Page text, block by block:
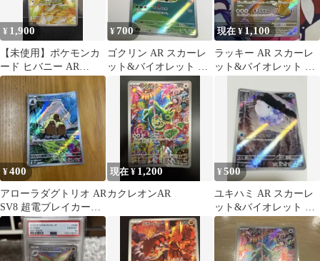
¥ 1,900
【未使用】ポケモンカ
ード ヒバニー AR
745/742 スタートデッキ
¥700
ゴクリン AR スカーレ
ット&バイオレット 拡
張パック ステラミラク
ル キラ …
現在 ¥1,100
ラッキー AR スカーレ
ット&バイオレット 拡
ラ 11…
¥400
アローラダグトリオ AR
SV8 超電ブレイカー
116/106
現在 ¥1,200
カクレオンAR
¥500
ユキハミ AR スカーレ
ット&バイオレット 拡
張パック ワイルドフォ
ース キラ